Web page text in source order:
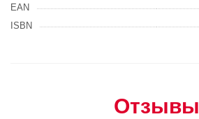
EAN
ISBN
Отзывы